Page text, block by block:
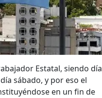
Estatal, siendo día
sábado, y por eso el
en un fin de